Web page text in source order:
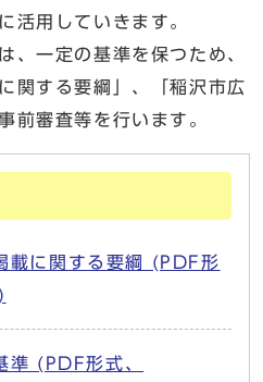
活用していきます。
、一定の基準を保つため、
関する要綱」、「稲沢市広
前審査等を行います。
載に関する要綱 (PDF形
準 (PDF形式、